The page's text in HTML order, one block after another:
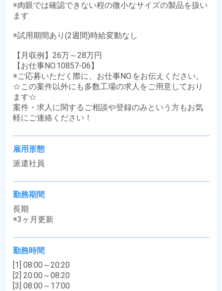
※肉眼では確認できない程の微小なサイズの製品を扱い
ます
※試用期間あり(2週間)時給変動なし
【月収例】26万～28万円
【お仕事NO.10857-06】
※ご応募いただく際に、お仕事NO.をお伝えください。
☆この案件以外にも多数工場の求人をご用意しており
ます☆
案件・求人に関するご相談や登録のみという方もお気
軽にご連絡ください！
雇用形態
派遣社員
勤務期間
長期
※3ヶ月更新
勤務時間
[1] 08:00～20:20
[2] 20:00～08:20
[3] 08:00～17:00